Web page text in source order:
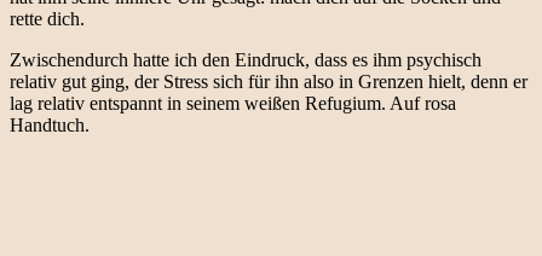
rette dich.
Zwischendurch hatte ich den Eindruck, dass es ihm psychisch
relativ gut ging, der Stress sich für ihn also in Grenzen hielt, denn er
lag relativ entspannt in seinem weißen Refugium. Auf rosa
Handtuch.